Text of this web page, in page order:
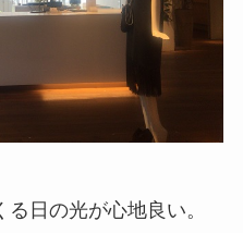
日の光が心地良い。